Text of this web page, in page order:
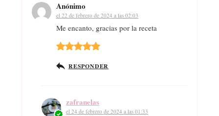
Anónimo
el 22 de febrero de 2024 a las 02:03
Me encanto, gracias por la receta
RESPONDER
zafranelas
el 24 de febrero de 2024 a las 01:33